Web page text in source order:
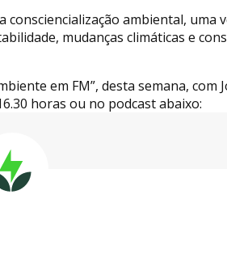
ambiental, uma
mudanças climáticas e
em FM”, desta semana, com
horas ou no podcast abaixo: